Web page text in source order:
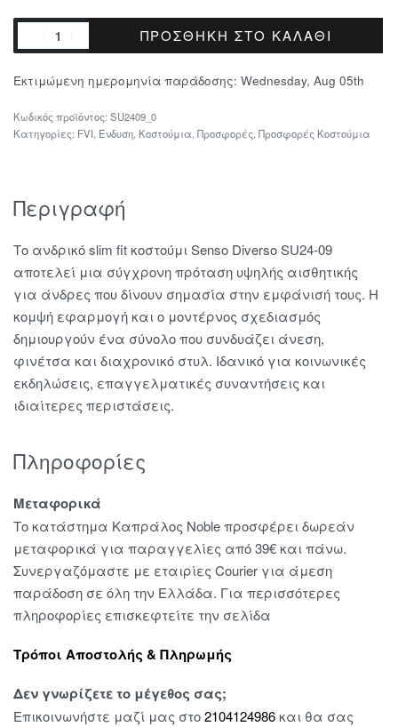
ΠΡΟΣΘΉΚΗ ΣΤΟ ΚΑΛΆΘΙ
Εκτιμώμενη ημερομηνία παράδοσης: Wednesday, Aug 05th
SU2409_0
Κατηγορίες: FVI Ένδυση Κοστούμια Προσφορές Προσφορές Κοστούμια
Περιγραφή
Το ανδρικό slim fit κοστούμι Senso Diverso SU24-09
αποτελεί μια σύγχρονη πρόταση υψηλής αισθητικής
για άνδρες που δίνουν σημασία στην εμφάνισή τους. Η
κομψή εφαρμογή και ο μοντέρνος σχεδιασμός
δημιουργούν ένα σύνολο που συνδυάζει άνεση,
φινέτσα και διαχρονικό στυλ. Ιδανικό για κοινωνικές
εκδηλώσεις, επαγγελματικές συναντήσεις και
ιδιαίτερες περιστάσεις.
Πληροφορίες
Μεταφορικά
Το κατάστημα Καπράλος Noble προσφέρει δωρεάν
μεταφορικά για παραγγελίες από 39€ και πάνω.
Συνεργαζόμαστε με εταιρίες Courier για άμεση
παράδοση σε όλη την Ελλάδα. Για περισσότερες
πληροφορίες επισκεφτείτε την σελίδα
Τρόποι Αποστολής & Πληρωμής
Δεν γνωρίζετε το μέγεθος σας;
Επικοινωνήστε μαζί μας στο2104124986και θα σας